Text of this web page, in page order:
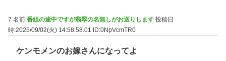
7 名前:番組の途中ですが翡翠の名無しがお送りします 投稿日
時:2025/09/02(火) 14:58:58.01
ID:0NpVcmTR0
ケンモメンのお嫁さんになってよ